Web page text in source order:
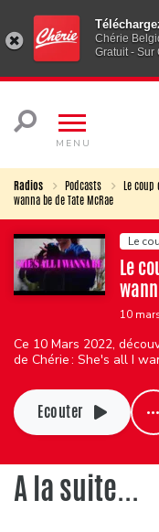
Chérie
Gratuit - Sur
MENU
Radios Podcasts Le coup
wanna be de Tate McRae
Le
Le
10
Ce 10 Mars 2022,
de Chérie : She's all I
Ecouter
A la suite...